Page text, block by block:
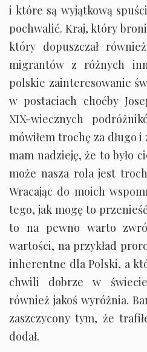
i które są wyjątkową
pochwalić. Kraj, który
który dopuszczał
migrantów z różnych
polskie zainteresowanie
w postaciach choćby
XIX-wiecznych
mówiłem trochę za długo
mam nadzieję, że to było
może nasza rola jest
Wracając do moich
tego, jak mogę to
to na pewno warto
wartości, na przykład
inherentne dla Polski, a
chwili dobrze w
również jakoś wyróżnia.
zaszczycony tym, że
dodał.